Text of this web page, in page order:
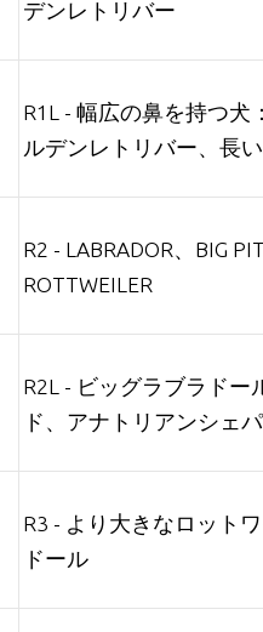
デンレトリバー
R1L - 幅広の鼻を持つ
ルデンレトリバー、長
R2 - LABRADOR、BIG
ROTTWEILER
R2L - ビッグラブラド
ド、アナトリアンシェ
R3 - より大きなロット
ドール